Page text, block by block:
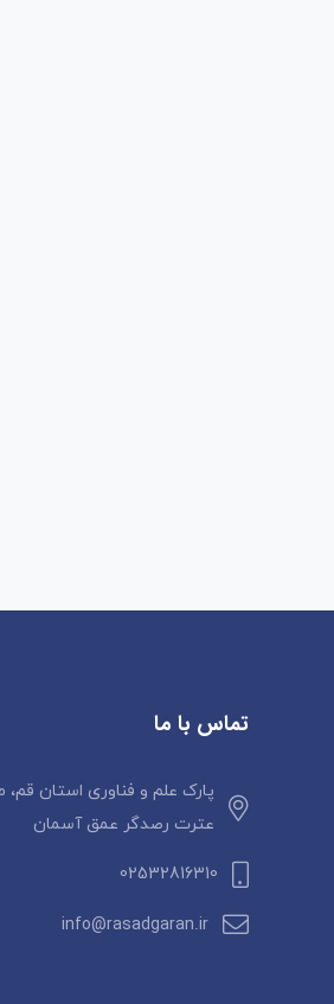
تماس با ما
پارک علم و فناوری استان
عترت رصدگر عمق آسمان
02532816310
info@rasadgaran.ir